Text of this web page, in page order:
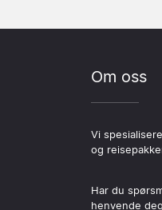
Om oss
Vi
og
Har du
henvende